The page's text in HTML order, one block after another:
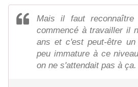
Mais il faut reconnaître
commencé à travailler il
ans et c'est peut-être
peu immature à ce
on ne s'attendait pas à ça.